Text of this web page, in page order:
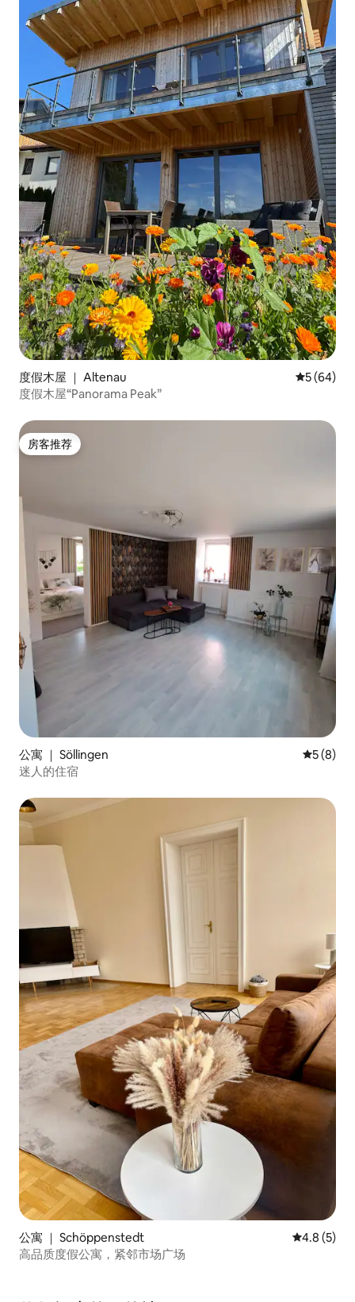
度假木屋 ｜ Altenau 平均评分
5 (64)
度假木屋“Panorama Peak”
房客推荐
房客推荐
公寓 ｜ Söllingen 平均评分
5 (8)
迷人的住宿
公寓 ｜ Schöppenstedt 平均评分
4.8 (5)
高品质度假公寓，紧邻市场广场